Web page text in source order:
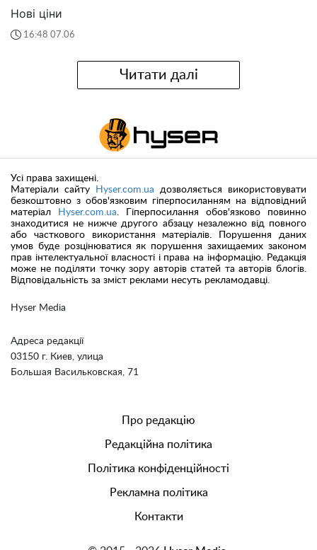
Нові ціни
16:48 07.06
Читати далі
Hyser Media
Адреса редакції
03150 г. Киев, улица
Большая Васильковская, 71
Усі права захищені.
Матеріали сайту
Hyser.com.ua дозволяється використовувати
безкоштовно з обов'язковим гіперпосиланням на відповідний
матеріал
Hyser.com.ua. Гіперпосилання обов'язково повинно
знаходитися не нижче другого абзацу незалежно від повного
або часткового використання матеріалів. Порушення даних
умов буде розцінюватися як порушення захищаемих законом
прав інтелектуальної власності і права на інформацію. Редакція
може не поділяти точку зору авторів статей та авторів блогів.
Відповідальність за зміст реклами несуть рекламодавці.
Про редакцію
Редакційна політика
Політика конфіденційності
Рекламна політика
Контакти